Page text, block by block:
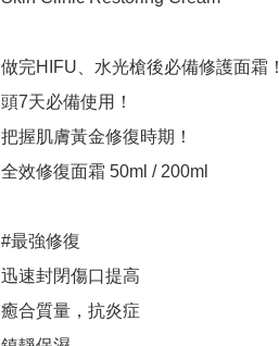
做完HIFU、水光槍後必備修護面霜！
頭7天必備使用！
把握肌膚黃金修復時期！
全效修復面霜 50ml / 200ml
#最強修復
迅速封閉傷口提高
癒合質量，抗炎症